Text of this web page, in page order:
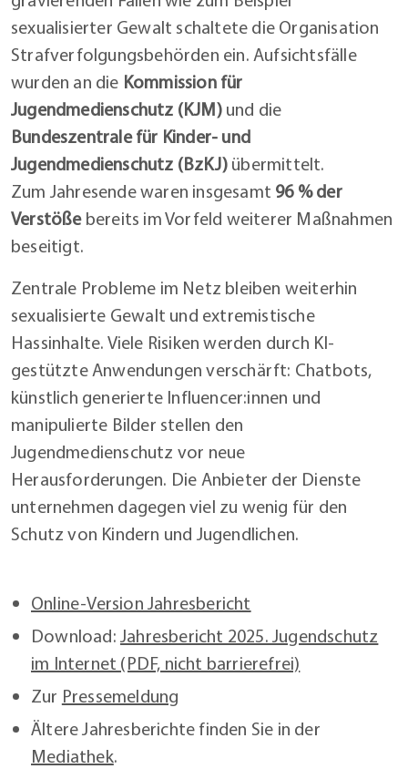
sexualisierter Gewalt schaltete die Organisation
Strafverfolgungsbehörden ein. Aufsichtsfälle
wurden an die Kommission für
Jugendmedienschutz (KJM)und die
Bundeszentrale für Kinder- und
Jugendmedienschutz (BzKJ) übermittelt.
Zum Jahresende waren insgesamt 96 % der
Verstößebereits im Vorfeld weiterer Maßnahmen
beseitigt.
Zentrale Probleme im Netz bleiben weiterhin
sexualisierte Gewalt und extremistische
Hassinhalte. Viele Risiken werden durch KI-
gestützte Anwendungen verschärft: Chatbots,
künstlich generierte Influencer:innen und
manipulierte Bilder stellen den
Jugendmedienschutz vor neue
Herausforderungen. Die Anbieter der Dienste
unternehmen dagegen viel zu wenig für den
Schutz von Kindern und Jugendlichen.
Online-Version Jahresbericht
Download: Jahresbericht 2025. Jugendschutz
im Internet (PDF, nicht barrierefrei)
Zur Pressemeldung
Ältere Jahresberichte finden Sie in der
Mediathek.